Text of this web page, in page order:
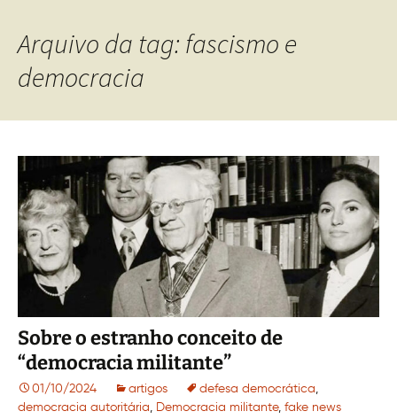
Arquivo da tag: fascismo e
democracia
Sobre o estranho conceito de
“democracia militante”
01/10/2024 artigos defesa democrática,
democracia autoritária, Democracia militante, fake news